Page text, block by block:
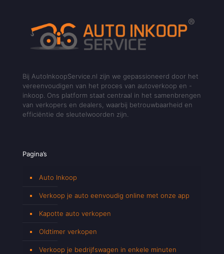
Bij AutoInkoopService.nl zijn we gepassioneerd door het
vereenvoudigen van het proces van autoverkoop en -
inkoop. Ons platform staat centraal in het samenbrengen
van verkopers en dealers, waarbij betrouwbaarheid en
efficiëntie de sleutelwoorden zijn.
Pagina’s
Auto Inkoop
Verkoop je auto eenvoudig online met onze app
Kapotte auto verkopen
Oldtimer verkopen
Verkoop je bedrijfswagen in enkele minuten